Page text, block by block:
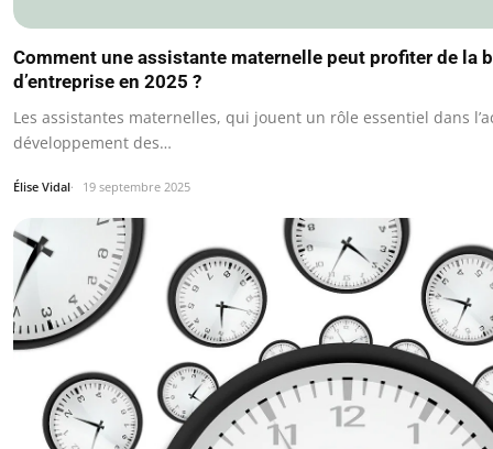
Comment une assistante maternelle peut profiter de la
d’entreprise en 2025 ?
Les assistantes maternelles, qui jouent un rôle essentiel dans
développement des…
Élise Vidal 19 septembre 2025